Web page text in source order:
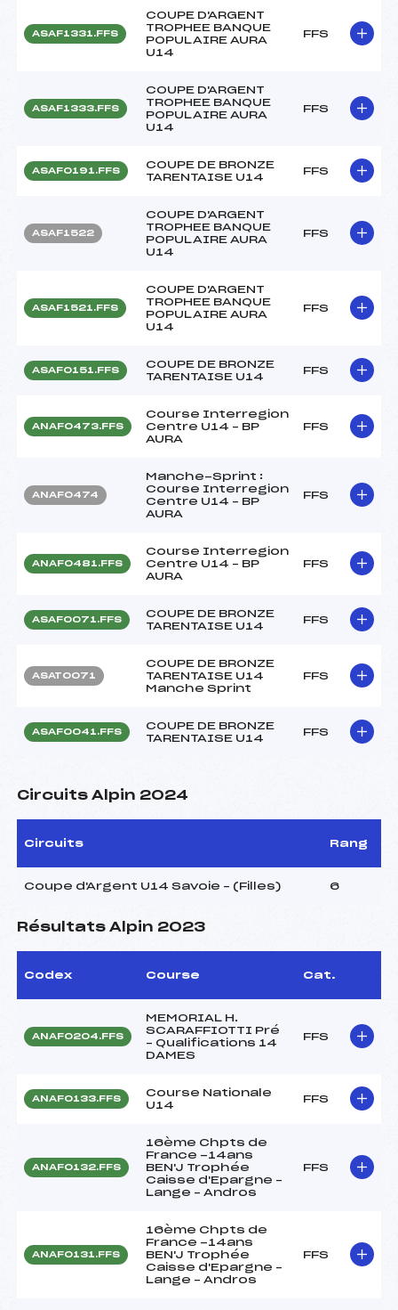
ASAF1331.FFS
COUPE D'ARGENT
TROPHEE BANQUE
POPULAIRE AURA
U14
FFS
ASAF1333.FFS
COUPE D'ARGENT
TROPHEE BANQUE
POPULAIRE AURA
U14
FFS
ASAF0191.FFS
COUPE DE BRONZE
TARENTAISE U14
FFS
ASAF1522
COUPE D'ARGENT
TROPHEE BANQUE
POPULAIRE AURA
U14
FFS
ASAF1521.FFS
COUPE D'ARGENT
TROPHEE BANQUE
POPULAIRE AURA
U14
FFS
ASAF0151.FFS
COUPE DE BRONZE
TARENTAISE U14
FFS
ANAF0473.FFS
Course Interregion
Centre U14 – BP
AURA
FFS
ANAF0474
Manche-Sprint :
Course Interregion
Centre U14 – BP
AURA
FFS
ANAF0481.FFS
Course Interregion
Centre U14 – BP
AURA
FFS
ASAF0071.FFS
COUPE DE BRONZE
TARENTAISE U14
FFS
ASAT0071
COUPE DE BRONZE
TARENTAISE U14
Manche Sprint
FFS
ASAF0041.FFS
COUPE DE BRONZE
TARENTAISE U14
FFS
Circuits Alpin 2024
Circuits Rang
Coupe d'Argent U14 Savoie – (Filles) 6
Résultats Alpin 2023
Codex Course Cat.
ANAF0204.FFS
MEMORIAL H.
SCARAFFIOTTI Pré
– Qualifications 14
DAMES
FFS
ANAF0133.FFS
Course Nationale
U14
FFS
ANAF0132.FFS
16ème Chpts de
France -14ans
BEN'J Trophée
Caisse d'Epargne –
Lange – Andros
FFS
ANAF0131.FFS
16ème Chpts de
France -14ans
BEN'J Trophée
Caisse d'Epargne –
Lange – Andros
FFS